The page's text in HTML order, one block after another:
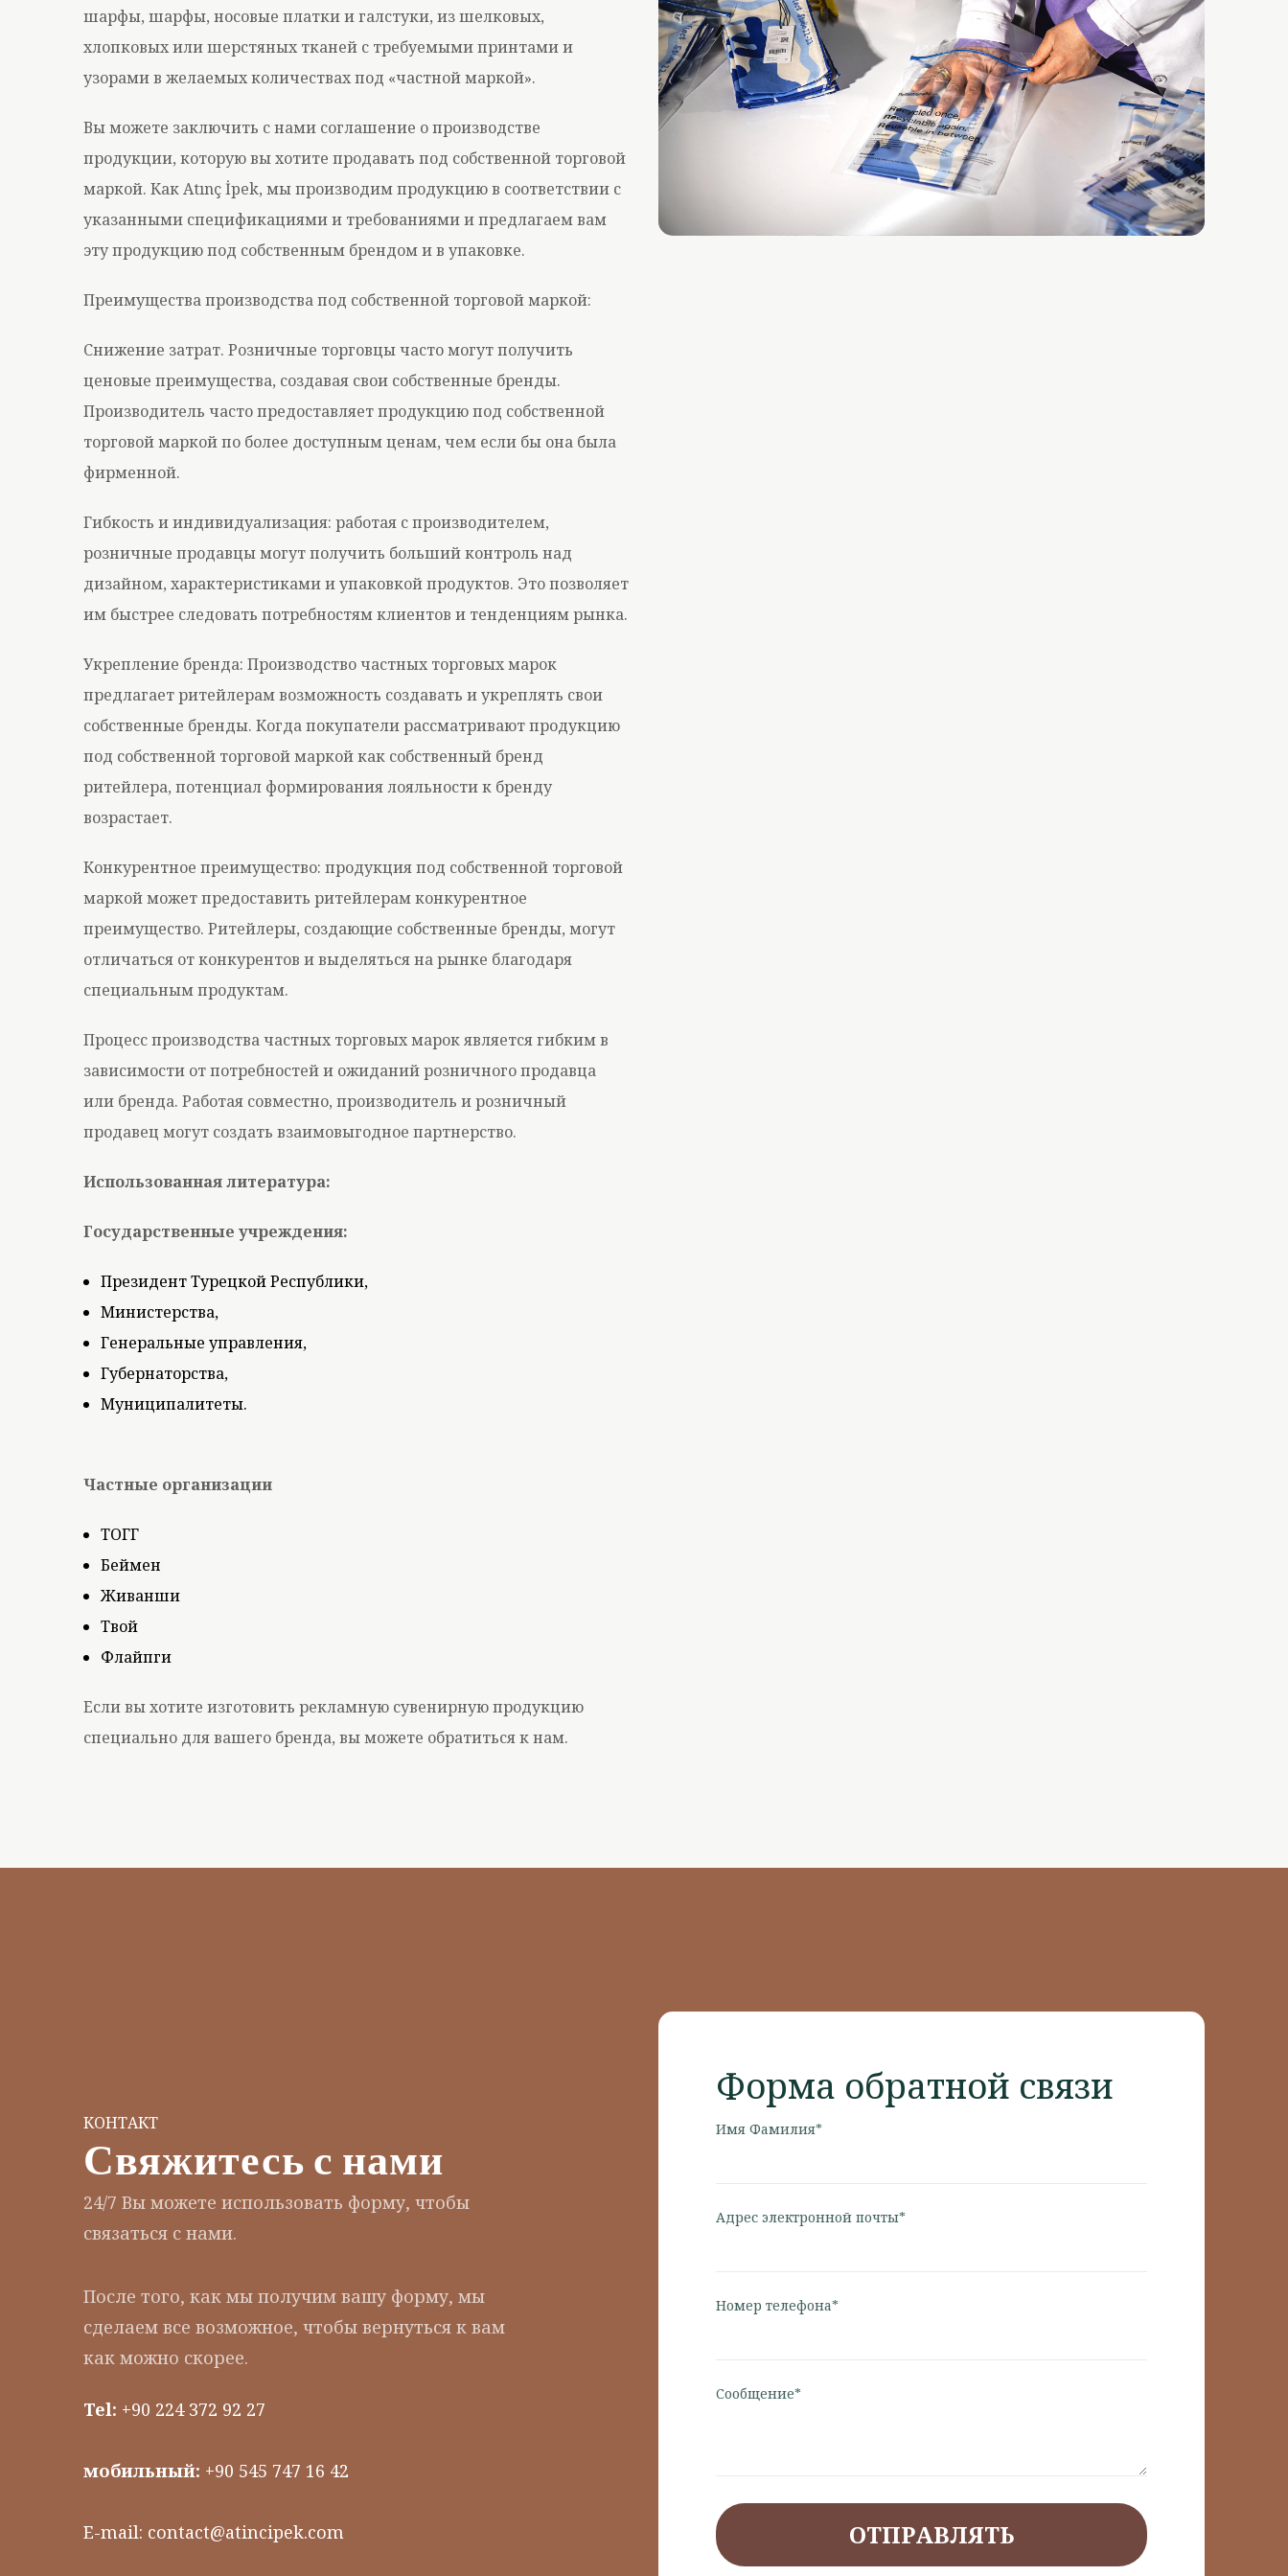
шарфы, шарфы, носовые платки и галстуки, из шелковых,
хлопковых или шерстяных тканей с требуемыми принтами и
узорами в желаемых количествах под «частной маркой».
Вы можете заключить с нами соглашение о производстве
продукции, которую вы хотите продавать под собственной торговой
маркой. Как Atınç İpek, мы производим продукцию в соответствии с
указанными спецификациями и требованиями и предлагаем вам
эту продукцию под собственным брендом и в упаковке.
Преимущества производства под собственной торговой маркой:
Снижение затрат. Розничные торговцы часто могут получить
ценовые преимущества, создавая свои собственные бренды.
Производитель часто предоставляет продукцию под собственной
торговой маркой по более доступным ценам, чем если бы она была
фирменной.
Гибкость и индивидуализация: работая с производителем,
розничные продавцы могут получить больший контроль над
дизайном, характеристиками и упаковкой продуктов. Это позволяет
им быстрее следовать потребностям клиентов и тенденциям рынка.
Укрепление бренда: Производство частных торговых марок
предлагает ритейлерам возможность создавать и укреплять свои
собственные бренды. Когда покупатели рассматривают продукцию
под собственной торговой маркой как собственный бренд
ритейлера, потенциал формирования лояльности к бренду
возрастает.
Конкурентное преимущество: продукция под собственной торговой
маркой может предоставить ритейлерам конкурентное
преимущество. Ритейлеры, создающие собственные бренды, могут
отличаться от конкурентов и выделяться на рынке благодаря
специальным продуктам.
Процесс производства частных торговых марок является гибким в
зависимости от потребностей и ожиданий розничного продавца
или бренда. Работая совместно, производитель и розничный
продавец могут создать взаимовыгодное партнерство.
Использованная литература:
Государственные учреждения:
Президент Турецкой Республики,
Министерства,
Генеральные управления,
Губернаторства,
Муниципалитеты.
Частные организации
ТОГГ
Беймен
Живанши
Твой
Флайпги
Если вы хотите изготовить рекламную сувенирную продукцию
специально для вашего бренда, вы можете обратиться к нам.
КОНТАКТ
Свяжитесь с нами
24/7 Вы можете использовать форму, чтобы
связаться с нами.
После того, как мы получим вашу форму, мы
сделаем все возможное, чтобы вернуться к вам
как можно скорее.
Tel: +90 224 372 92 27
мобильный: +90 545 747 16 42
E-mail: contact@atincipek.com
Форма обратной связи
Имя Фамилия*
Адрес электронной почты*
Номер телефона*
Сообщение*
ОТПРАВЛЯТЬ